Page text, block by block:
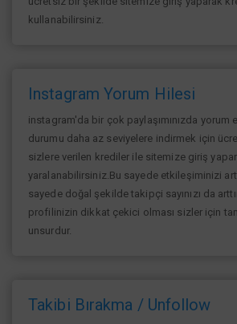
kullanabilirsiniz.
Instagram Yorum Hilesi
instagram'da bir çok paylaşımınızda yorum
durumu daha az seviyelere indirmek için
sizlere verilen krediler ile sitemize giriş
yaralanabilirsiniz.Bu sayede etkileşiminizi
sayede doğal şekilde takipçi sayınızı da
profilinizin dikkat çekici olması sizler için
unsurdur.
Takibi Bırakma / Unfollow